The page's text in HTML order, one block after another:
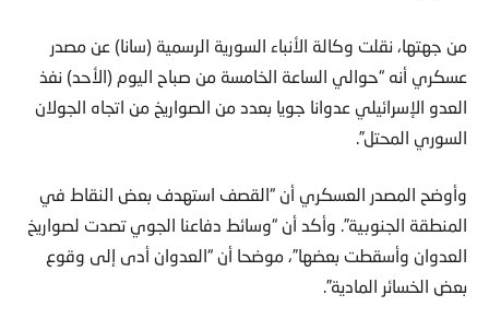
من جهتها، نقلت وكالة الأنباء السورية الرسمية (سانا) عن مصدر
عسكري أنه “حوالي الساعة الخامسة من صباح اليوم (الأحد) نفذ
العدو الإسرائيلي عدوانا جويا بعدد من الصواريخ من اتجاه الجولان
السوري المحتل”.
وأوضح المصدر العسكري أن “القصف استهدف بعض النقاط في
المنطقة الجنوبية”. وأكد أن “وسائط دفاعنا الجوي تصدت لصواريخ
العدوان وأسقطت بعضها”، موضحا أن “العدوان أدى إلى وقوع
بعض الخسائر المادية”.